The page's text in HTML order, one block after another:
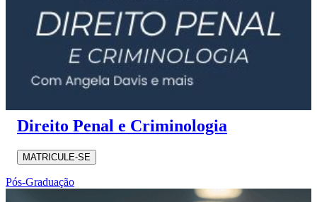
Direito Penal e Criminologia
MATRICULE-SE
Pós-Graduação